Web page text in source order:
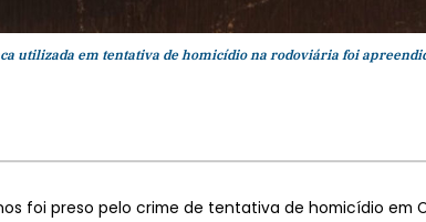
utilizada em tentativa de homicídio na rodoviária foi
foi preso pelo crime de tentativa de homicídio em